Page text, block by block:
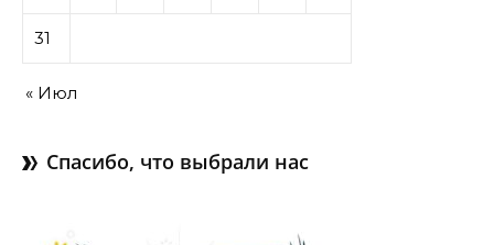
31
« Июл
Спасибо, что выбрали нас